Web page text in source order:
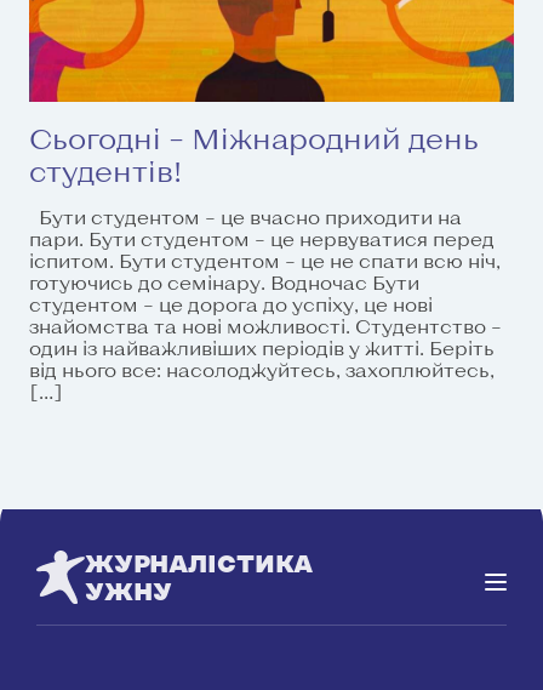
Сьогодні – Міжнародний день
студентів!
Бути студентом – це вчасно приходити на
пари. Бути студентом – це нервуватися перед
іспитом. Бути студентом – це не спати всю ніч,
готуючись до семінару. Водночас Бути
студентом – це дорога до успіху, це нові
знайомства та нові можливості. Студентство –
один із найважливіших періодів у житті. Беріть
від нього все: насолоджуйтесь, захоплюйтесь,
[…]
ЖУРНАЛІСТИКА
УЖНУ